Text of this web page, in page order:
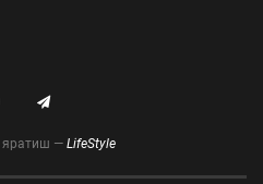
яратиш — LifeStyle